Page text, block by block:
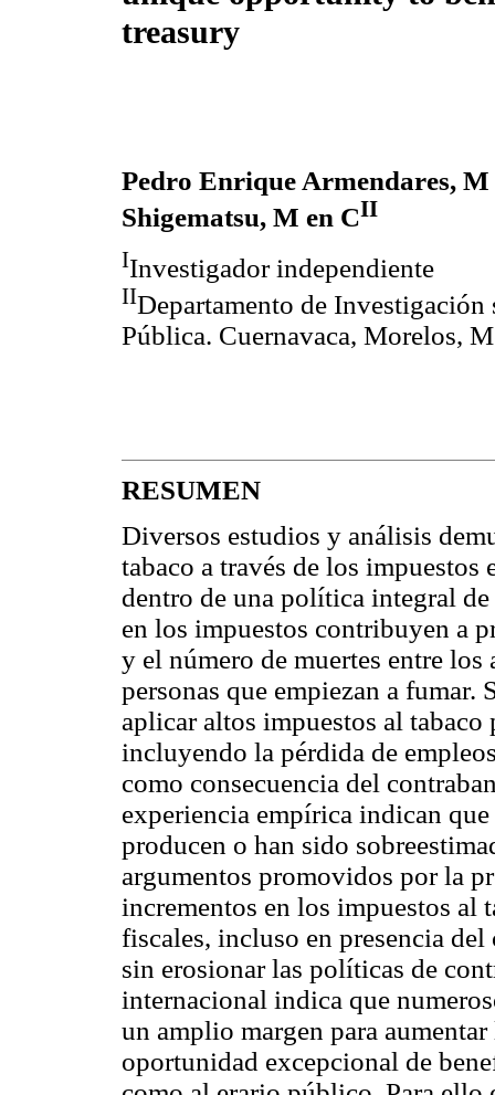
treasury
Pedro Enrique Armendares, M
Shigematsu, M en CII
IInvestigador independiente
IIDepartamento de
Pública. Cuernavaca, Morelos,
RESUMEN
Diversos estudios y análisis
tabaco a través de los impuestos
dentro de una política integral
en los impuestos contribuyen a
y el número de muertes entre
personas que empiezan a
aplicar altos impuestos al
incluyendo la pérdida de
como consecuencia del
experiencia empírica indican
producen o han sido
argumentos promovidos por la
incrementos en los impuestos al
fiscales, incluso en presencia
sin erosionar las políticas de
internacional indica que
un amplio margen para
oportunidad excepcional de